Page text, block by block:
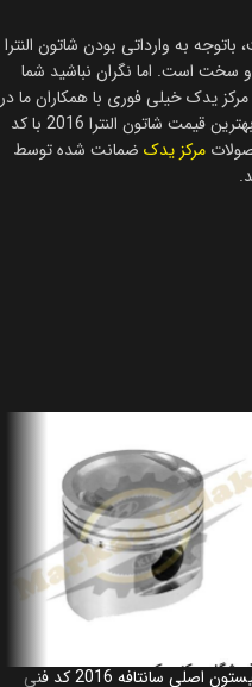
2016 دشوار است، باتوجه به وارداتی بودن شاتون النترا
و سخت است. اما نگران نباشید شما
یدک خیلی فوری با همکاران ما در
تماس باشید تا در سریع‌ترین زمان ممکن با بهترین قیمت شاتون النترا 2016 با کد
مرکز یدک ضمانت شده توسط
پیستون اصلی سانتافه 2016 کد فنی